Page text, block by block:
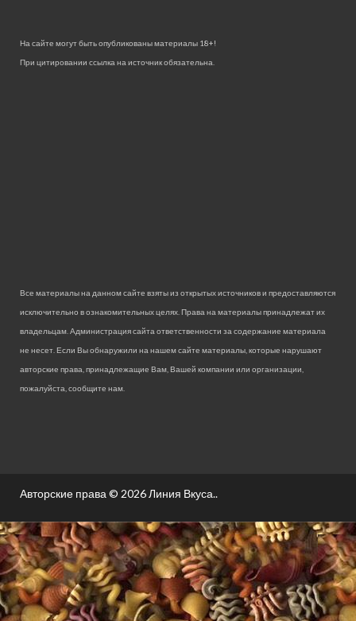
На сайте могут быть опубликованы материалы 18+!
При цитировании ссылка на источник обязательна.
Все материалы на данном сайте взяты из открытых источников и предоставляются
исключительно в ознакомительных целях. Права на материалы принадлежат их
владельцам. Администрация сайта ответственности за содержание материала
не несет. Если Вы обнаружили на нашем сайте материалы, которые нарушают
авторские права, принадлежащие Вам, Вашей компании или организации,
пожалуйста, сообщите нам.
Авторские права © 2026Линия Вкуса..